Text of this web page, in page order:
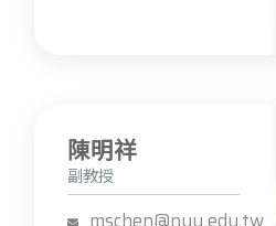
陳明祥
副教授